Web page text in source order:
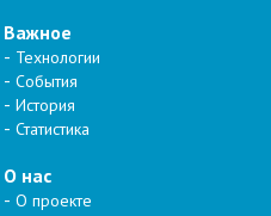
Важное
Технологии
События
История
Статистика
О нас
О проекте